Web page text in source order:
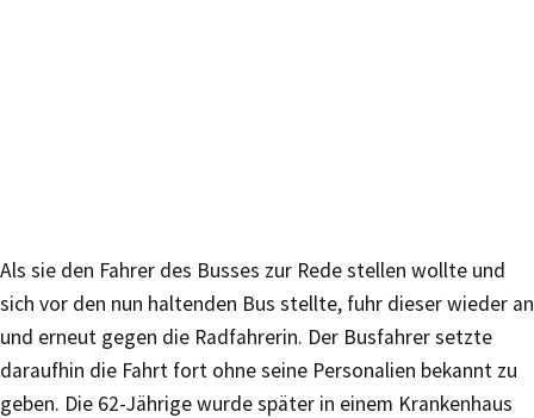
Als sie den Fahrer des Busses zur Rede stellen wollte und
sich vor den nun haltenden Bus stellte, fuhr dieser wieder an
und erneut gegen die Radfahrerin. Der Busfahrer setzte
daraufhin die Fahrt fort ohne seine Personalien bekannt zu
geben. Die 62-Jährige wurde später in einem Krankenhaus